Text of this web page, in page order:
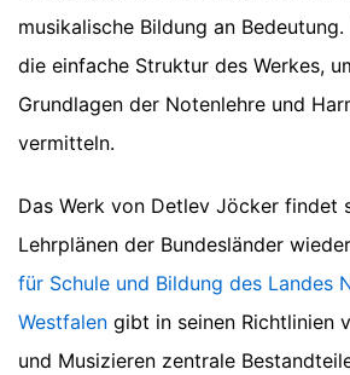
musikalische Bildung an
die einfache Struktur des Werkes,
Grundlagen der Notenlehre und
vermitteln.
Das Werk von Detlev Jöcker findet
Lehrplänen der Bundesländer
für Schule und Bildung des Landes
Westfalen gibt in seinen Richtlinien
und Musizieren zentrale